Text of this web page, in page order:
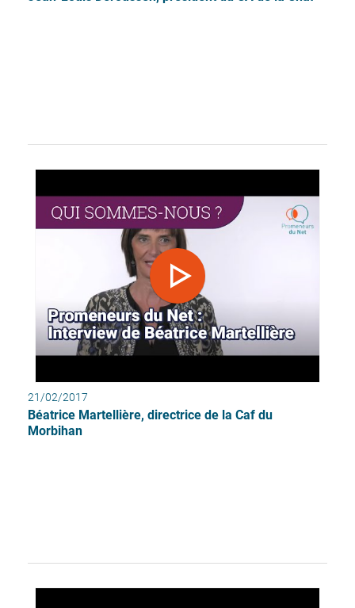
21/02/2017
Béatrice Martellière, directrice de la Caf du
Morbihan